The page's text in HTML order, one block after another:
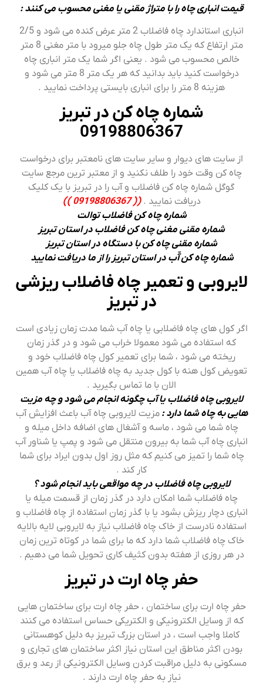
قیمت انباری چاه را با متراژ مقنی یا مغنی محسوب می کنند :
انباری استاندارد چاه فاضلاب 2 متر عرض کنده می شود و 2/5
متر ارتفاع که یک متر طول چاه جلو میرود با متر مغنی 8 متر
خالص محسوب می شود . یعنی اگر شما یک متر انباری چاه
درخواست کنید باید بدانید که هر یک متر 8 متر می شود و
هزینه 8 متر را برای انباری بایستی پرداخت نمایید .
شماره چاه کن در تبریز
09198806367
از سایت های دیوار و سایر سایت های نامعتبر برای درخواست
چاه کن وقت خود را طلف نکنید و از معتبر ترین مرجع سایت
گوگل شماره چاه کن فاضلاب و آب را در تبریز با یک کلیک
دریافت نمایید .(( 09198806367 ))
شماره چاه کن فاضلاب توالت
شماره مقنی مغنی چاه کن فاضلاب در استان تبریز
شماره مقنی چاه کن با دستگاه در استان تبریز
شماره چاه کن آّب در استان تبریز را از ما دریافت نمایید
لایروبی و تعمیر چاه فاضلاب ریزشی
در تبریز
اگر کول های چاه فاضلابی یا چاه آب شما مدت زمان زیادی است
که استفاده می شود معمولا خراب می شود و در گذر زمان
ریخته می شود ، شما برای تعمیر کول چاه فاضلاب خود و
تعویض کول هنه با کول جدید به چاه فاضلاب یا چاه آب همین
الان با ما تماس بگیرید .
لایروبی چاه فاضلاب یا آب چگونه انجام می شود و چه مزیت
هایی به چاه شما دارد :مزیت لایروبی چاه آب باعث افزایش آب
چاه شما می شود ، ماسه و آشغال های اضافه داخل میله و
انباری چاه آب شما به بیرون منتقل می شود و پمپ یا شناور آب
چاه شما را تمیز می کنیم که مثل روز اول بدون ایراد برای شما
کار کند .
لایروبی چاه فاضلاب در چه مواقعی باید انجام شود ؟
چاه فاضلاب شما امکان دارد در گذر زمان از قسمت میله یا
انباری دچار ریزش بشود یا با گذر زمان استفاده از چاه فاضلاب و
استفاده نادرست از خاک چاه فاضلاب نیاز به لایروبی لایه بالایه
خاک چاه فاضلاب شما دارد که ما برای شما در کوتاه ترین زمان
در هر روزی از هفته بدون کثیف کاری تحویل شما می دهیم .
حفر چاه ارت در تبریز
حفر چاه ارت برای ساختمان ، حفر چاه ارت برای ساختمان هایی
که از وسایل الکترونیکی و الکتریکی حساس استفاده می کنند
کاملا واجب است ، در استان بزرگ تبریز به دلیل کوهستانی
بودن اکثر مناطق این استان نیاز اکثر ساختمان های تجاری و
مسکونی به دلیل مراقبت کردن وسایل الکترونیکی از رعد و برق
نیاز به حفر چاه ارت دارند .